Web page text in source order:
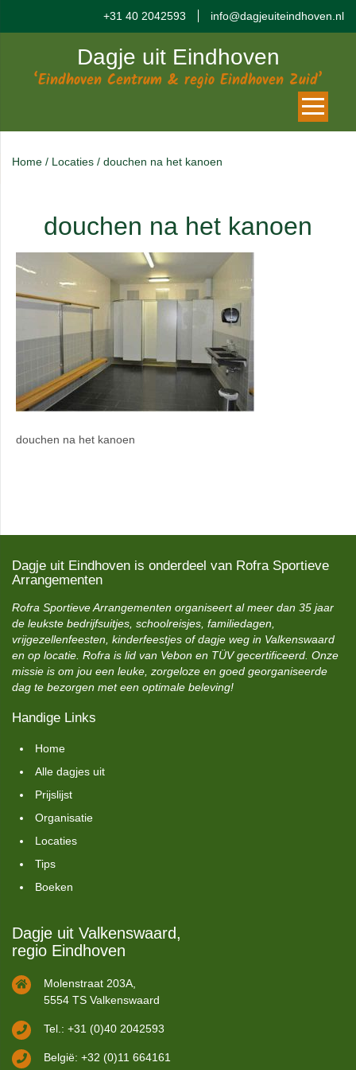
+31 40 2042593 info@dagjeuiteindhoven.nl
Dagje uit Eindhoven
‘Eindhoven Centrum & regio Eindhoven Zuid’
Home / Locaties / douchen na het kanoen
douchen na het kanoen
douchen na het kanoen
Dagje uit Eindhoven is onderdeel van Rofra Sportieve
Arrangementen
Rofra Sportieve Arrangementen organiseert al meer dan 35 jaar
de leukste bedrijfsuitjes, schoolreisjes, familiedagen,
vrijgezellenfeesten, kinderfeestjes of dagje weg in Valkenswaard
en op locatie. Rofra is lid van Vebon en TÜV gecertificeerd. Onze
missie is om jou een leuke, zorgeloze en goed georganiseerde
dag te bezorgen met een optimale beleving!
Handige Links
Home
Alle dagjes uit
Prijslijst
Organisatie
Locaties
Tips
Boeken
Dagje uit Valkenswaard,
regio Eindhoven
Molenstraat 203A,
5554 TS Valkenswaard
Tel.: +31 (0)40 2042593
België: +32 (0)11 664161